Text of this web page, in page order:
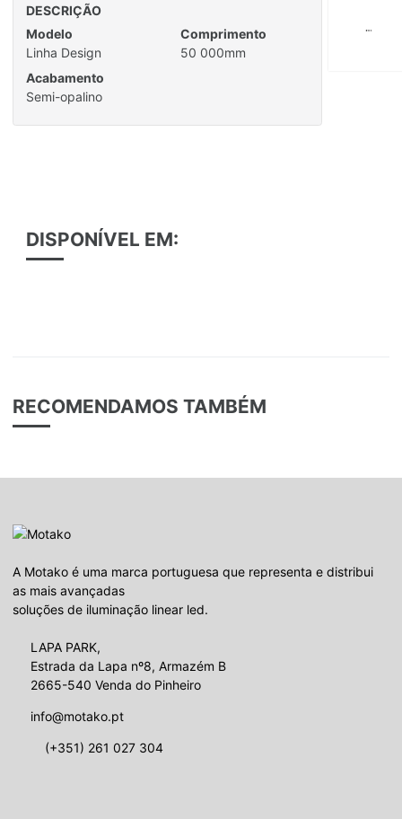
DESCRIÇÃO
Modelo
Linha Design
Comprimento
50 000mm
Acabamento
Semi-opalino
DISPONÍVEL EM:
RECOMENDAMOS TAMBÉM
A Motako é uma marca portuguesa que representa e distribui
as mais avançadas
soluções de iluminação linear led.
LAPA PARK,
Estrada da Lapa nº8, Armazém B
2665-540 Venda do Pinheiro
info@motako.pt
(+351) 261 027 304